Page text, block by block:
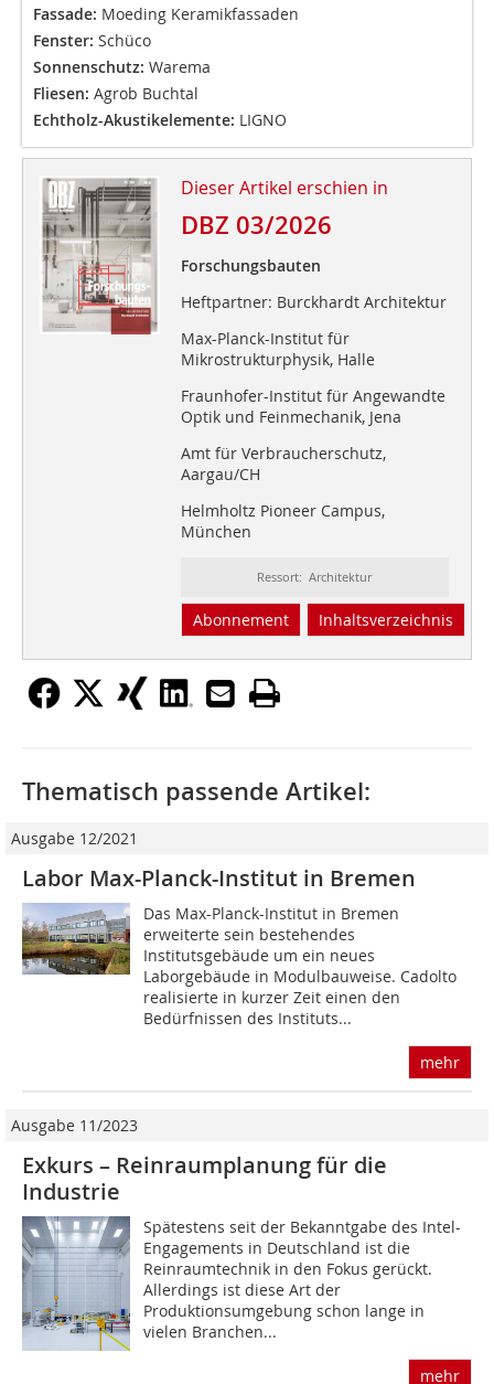
Fassade: Moeding Keramikfassaden
Fenster: Schüco
Sonnenschutz: Warema
Fliesen: Agrob Buchtal
Echtholz-Akustikelemente: LIGNO
Dieser Artikel erschien in
DBZ 03/2026
Forschungsbauten
Heftpartner: Burckhardt Architektur
Max-Planck-Institut für
Mikrostrukturphysik, Halle
Fraunhofer-Institut für Angewandte
Optik und Feinmechanik, Jena
Amt für Verbraucherschutz,
Aargau/CH
Helmholtz Pioneer Campus,
München
Ressort: Architektur
Abonnement Inhaltsverzeichnis
Thematisch passende Artikel:
Ausgabe 12/2021
Labor Max-Planck-Institut in Bremen
Das Max-Planck-Institut in Bremen
erweiterte sein bestehendes
Institutsgebäude um ein neues
Laborgebäude in Modulbauweise. Cadolto
realisierte in kurzer Zeit einen den
Bedürfnissen des Instituts...
mehr
Ausgabe 11/2023
Exkurs – Reinraumplanung für die
Industrie
Spätestens seit der Bekanntgabe des Intel-
Engagements in Deutschland ist die
Reinraumtechnik in den Fokus gerückt.
Allerdings ist diese Art der
Produktionsumgebung schon lange in
vielen Branchen...
mehr